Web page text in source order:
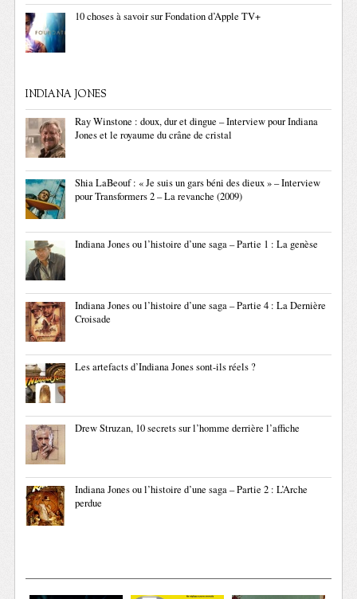
10 choses à savoir sur Fondation d’Apple TV+
INDIANA JONES
Ray Winstone : doux, dur et dingue – Interview pour Indiana
Jones et le royaume du crâne de cristal
Shia LaBeouf : « Je suis un gars béni des dieux » – Interview
pour Transformers 2 – La revanche (2009)
Indiana Jones ou l’histoire d’une saga – Partie 1 : La genèse
Indiana Jones ou l’histoire d’une saga – Partie 4 : La Dernière
Croisade
Les artefacts d’Indiana Jones sont-ils réels ?
Drew Struzan, 10 secrets sur l’homme derrière l’affiche
Indiana Jones ou l’histoire d’une saga – Partie 2 : L’Arche
perdue